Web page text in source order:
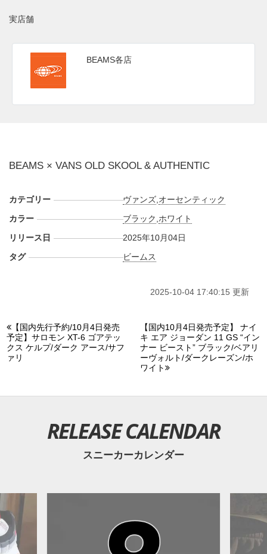
ス公式オンラインにて発売予定。価格はオールドスクールが
な情報が入り次第、スニーカーウォーズのXやFacebookなど
OLD SKOOL (VN000E9TBPB)
■AUTHENTIC (VN000EGANWD)
実店舗
BEAMS各店
BEAMS × VANS OLD SKOOL & AUTHENTIC
カテゴリー ヴァンズ オーセンティック
カラー
ブラック ホワイト
リリース日
2025年10月04日
タグ
ビームス
2025-10-04 17:40:15 更新
【国内先行予約/10月4日発売
予定】サロモン XT-6 ゴアテッ
クス ケルプ/ダーク アース/サフ
ァリ
【国内10月4日発売予定】 ナイ
キ エア ジョーダン 11 GS “イン
ナー ビースト” ブラック/ベアリ
ーヴォルト/ダークレーズン/ホ
ワイト
RELEASE CALENDAR
スニーカーカレンダー